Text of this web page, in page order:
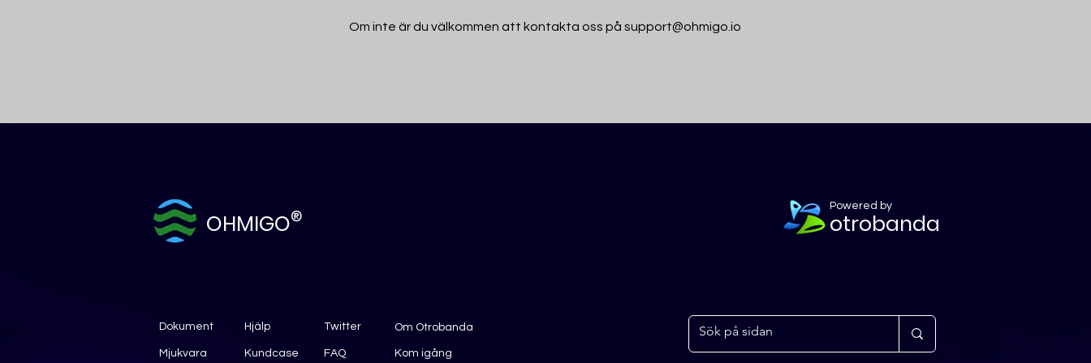
Om inte är du välkommen att kontakta oss på support@ohmigo.io
OHMIGO® otrobanda
Powered by
Dokument Hjälp Twitter Om Otrobanda
Mjukvara Kundcase FAQ Kom igång